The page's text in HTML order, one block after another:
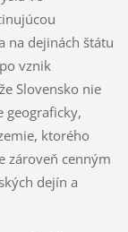
na dejinách štátu
vznik
Slovensko nie
geograficky,
ktorého
zároveň cenným
dejín a